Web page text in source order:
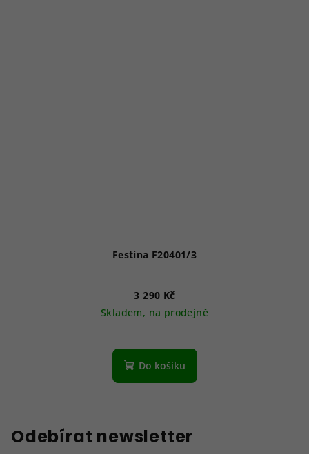
Festina F20401/3
3 290 Kč
Skladem, na prodejně
Do košíku
Odebírat newsletter